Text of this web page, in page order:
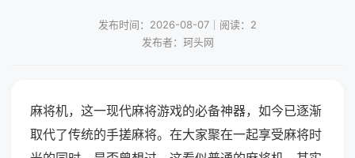
发布时间：2026-08-07｜阅读：2
发布者：珂头网
麻将机，这一现代麻将游戏的必备神器，如今已逐渐
取代了传统的手搓麻将。在大家聚在一起享受麻将时